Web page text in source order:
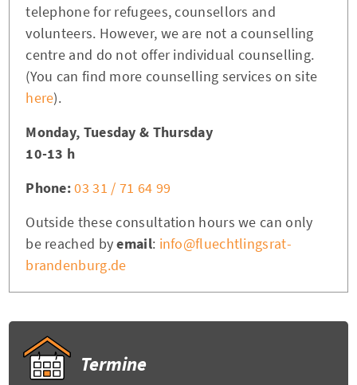
telephone for refugees, counsellors and
volunteers. However, we are not a counselling
centre and do not offer individual counselling.
(You can find more counselling services on site
here).
Monday, Tuesday & Thursday
10-13 h
Phone:03 31 / 71 64 99
Outside these consultation hours we can only
be reached byemail: info@fluechtlingsrat-
brandenburg.de
Termine